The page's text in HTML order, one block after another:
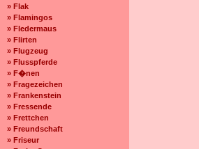
» Flak
» Flamingos
» Fledermaus
» Flirten
» Flugzeug
» Flusspferde
» F�nen
» Fragezeichen
» Frankenstein
» Fressende
» Frettchen
» Freundschaft
» Friseur